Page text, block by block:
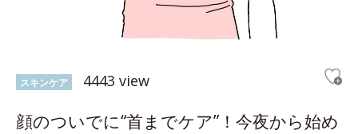
スキンケア 4443 view
顔のついでに“首までケア”！今夜から始め